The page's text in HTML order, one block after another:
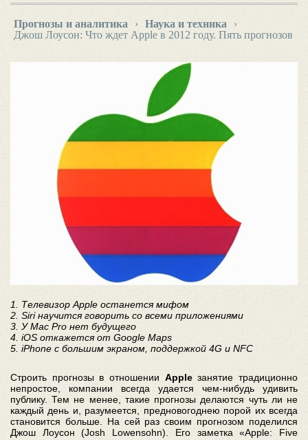
Прогнозы и аналитика › Наука и техника
›
Джош Лоусон: Что ждет Apple в 2012 году. Пять прогнозов
1. Телевизор Apple останется мифом
2. Siri научится говорить со всеми приложениями
3. У Mac Pro нет будущего
4. iOS откажется от Google Maps
5. iPhone c большим экраном, поддержкой 4G и NFC
Строить прогнозы в отношении Appleзанятие традиционно
непростое, компании всегда удается чем-нибудь удивить
публику. Тем не менее, такие прогнозы делаются чуть ли не
каждый день и, разумеется, предновогоднею порой их всегда
становится больше. На сей раз своим прогнозом поделился
Джош Лоусон (Josh Lowensohn). Его заметка «Apple: Five